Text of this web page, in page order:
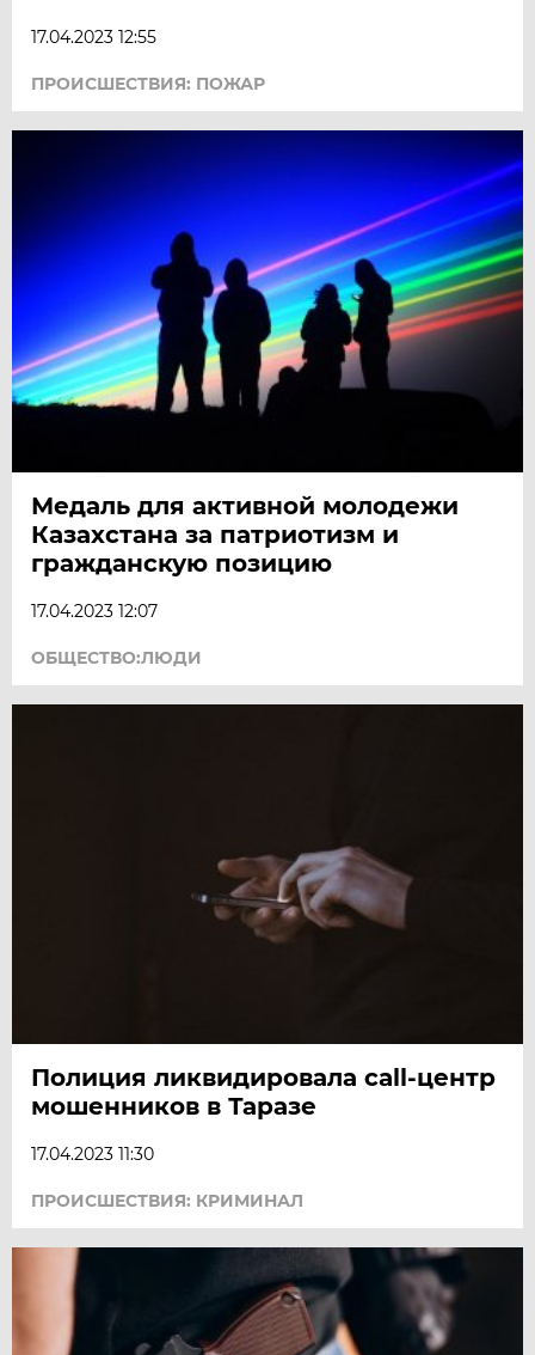
17.04.2023 12:55
ПРОИСШЕСТВИЯ: ПОЖАР
Медаль для активной молодежи
Казахстана за патриотизм и
гражданскую позицию
17.04.2023 12:07
ОБЩЕСТВО:ЛЮДИ
Полиция ликвидировала call-центр
мошенников в Таразе
17.04.2023 11:30
ПРОИСШЕСТВИЯ: КРИМИНАЛ